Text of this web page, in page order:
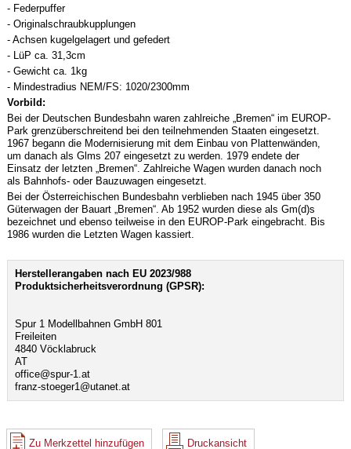
- Federpuffer
- Originalschraubkupplungen
- Achsen kugelgelagert und gefedert
- LüP ca. 31,3cm
- Gewicht ca. 1kg
- Mindestradius NEM/FS: 1020/2300mm
Vorbild:
Bei der Deutschen Bundesbahn waren zahlreiche „Bremen“ im EUROP-
Park grenzüberschreitend bei den teilnehmenden Staaten eingesetzt.
1967 begann die Modernisierung mit dem Einbau von Plattenwänden,
um danach als Glms 207 eingesetzt zu werden. 1979 endete der
Einsatz der letzten „Bremen“. Zahlreiche Wagen wurden danach noch
als Bahnhofs- oder Bauzuwagen eingesetzt.
Bei der Österreichischen Bundesbahn verblieben nach 1945 über 350
Güterwagen der Bauart „Bremen“. Ab 1952 wurden diese als Gm(d)s
bezeichnet und ebenso teilweise in den EUROP-Park eingebracht. Bis
1986 wurden die Letzten Wagen kassiert.
Herstellerangaben nach EU 2023/988
Produktsicherheitsverordnung (GPSR):
Spur 1 Modellbahnen GmbH 801
Freileiten
4840 Vöcklabruck
AT
office@spur-1.at
franz-stoeger1@utanet.at
Zu Merkzettel hinzufügen Druckansicht